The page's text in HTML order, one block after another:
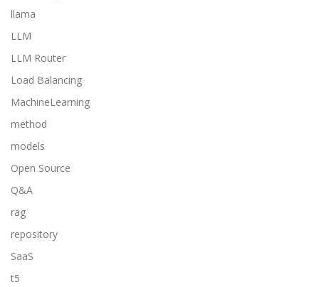
llama
LLM
LLM Router
Load Balancing
MachineLearning
method
models
Open Source
Q&A
rag
repository
SaaS
t5